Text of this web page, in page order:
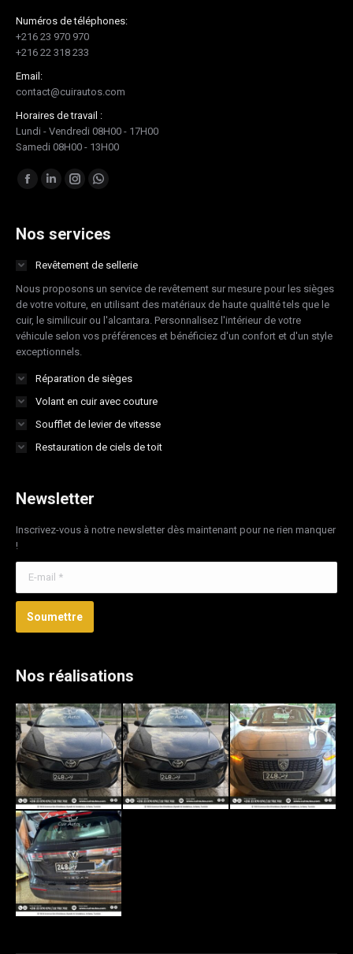
Numéros de téléphones:
+216 23 970 970
+216 22 318 233
Email:
contact@cuirautos.com
Horaires de travail :
Lundi - Vendredi 08H00 - 17H00
Samedi 08H00 - 13H00
Trouvez nous sur :
Facebook
opens
new
window
LinkedIn
opens
new
window
Instagram
opens
new
window
Whatsapp
opens
new
window
Nos services
Revêtement de sellerie
Nous proposons un service de revêtement sur mesure pour les sièges
de votre voiture, en utilisant des matériaux de haute qualité tels que le
cuir, le similicuir ou l'alcantara. Personnalisez l'intérieur de votre
véhicule selon vos préférences et bénéficiez d'un confort et d'un style
exceptionnels.
Réparation de sièges
Volant en cuir avec couture
Soufflet de levier de vitesse
Restauration de ciels de toit
Newsletter
Inscrivez-vous à notre newsletter dès maintenant pour ne rien manquer
!
Soumettre
Nos réalisations